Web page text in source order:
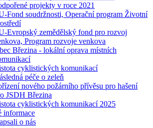
projekty v roce 2021
Fond soudržnosti, Operační program Životní
Evropský zemědělský fond pro rozvoj
Program rozvoje venkova
Březina - lokální oprava místních
cyklistických komunikací
péče o zeleň
nového požárního přívěsu pro hašení
JSDH Březina
cyklistických komunikací 2025
informace
o nás